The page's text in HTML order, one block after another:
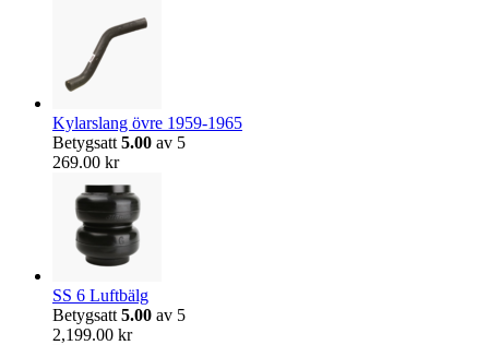
Kylarslang övre 1959-1965
Betygsatt 5.00 av 5
269.00 kr
SS 6 Luftbälg
Betygsatt 5.00 av 5
2,199.00 kr